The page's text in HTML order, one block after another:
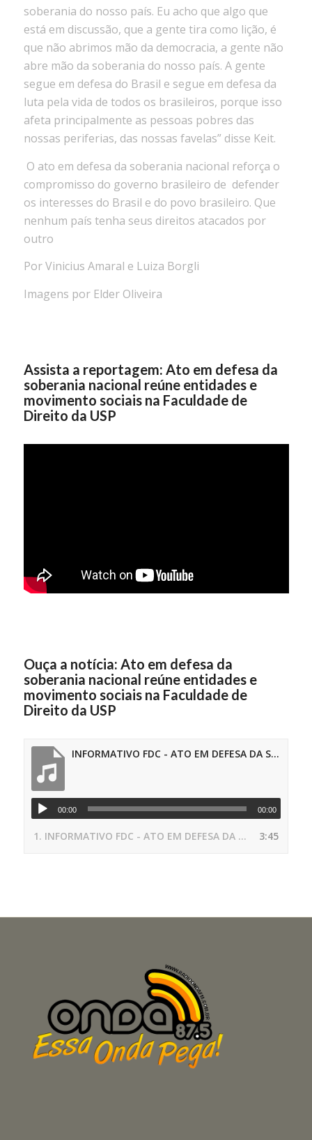
soberania do nosso país. Eu acho que algo que
está em discussão, que a gente tira como lição, é
que não abrimos mão da democracia, a gente não
abre mão da soberania do nosso país. A gente
segue em defesa do Brasil e segue em defesa da
luta pela vida de todos os brasileiros, porque isso
afeta principalmente as pessoas pobres das
nossas periferias, das nossas favelas” disse Keit.
O ato em defesa da soberania nacional reforça o
compromisso do governo brasileiro de defender
os interesses do Brasil e do povo brasileiro. Que
nenhum país tenha seus direitos atacados por
outro
Por Vinicius Amaral e Luiza Borgli
Imagens por Elder Oliveira
Assista a reportagem: Ato em defesa da
soberania nacional reúne entidades e
movimento sociais na Faculdade de
Direito da USP
Ouça a notícia: Ato em defesa da
soberania nacional reúne entidades e
movimento sociais na Faculdade de
Direito da USP
INFORMATIVO FDC - ATO EM DEFESA DA SOBERANIA NACIONAL
00:00 00:00
1. INFORMATIVO FDC - ATO EM DEFESA DA SOBERANIA NACIONAL 3:45